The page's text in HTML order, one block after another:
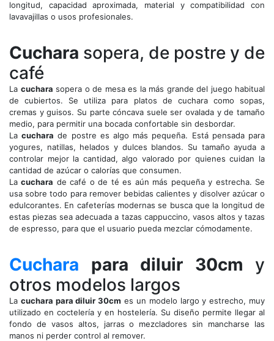
longitud, capacidad aproximada, material y compatibilidad con
lavavajillas o usos profesionales.
Cuchara sopera, de postre y de
café
La cuchara sopera o de mesa es la más grande del juego habitual
de cubiertos. Se utiliza para platos de cuchara como sopas,
cremas y guisos. Su parte cóncava suele ser ovalada y de tamaño
medio, para permitir una bocada confortable sin desbordar.
Lacuchara de postre es algo más pequeña. Está pensada para
yogures, natillas, helados y dulces blandos. Su tamaño ayuda a
controlar mejor la cantidad, algo valorado por quienes cuidan la
cantidad de azúcar o calorías que consumen.
Lacuchara de café o de té es aún más pequeña y estrecha. Se
usa sobre todo para remover bebidas calientes y disolver azúcar o
edulcorantes. En cafeterías modernas se busca que la longitud de
estas piezas sea adecuada a tazas cappuccino, vasos altos y tazas
de espresso, para que el usuario pueda mezclar cómodamente.
Cuchara para diluir 30cm y
otros modelos largos
La cuchara para diluir 30cm es un modelo largo y estrecho, muy
utilizado en coctelería y en hostelería. Su diseño permite llegar al
fondo de vasos altos, jarras o mezcladores sin mancharse las
manos ni perder control al remover.